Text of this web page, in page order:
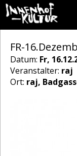
FR-
Datum: Fr,
Veranstalter: raj
Ort: raj,